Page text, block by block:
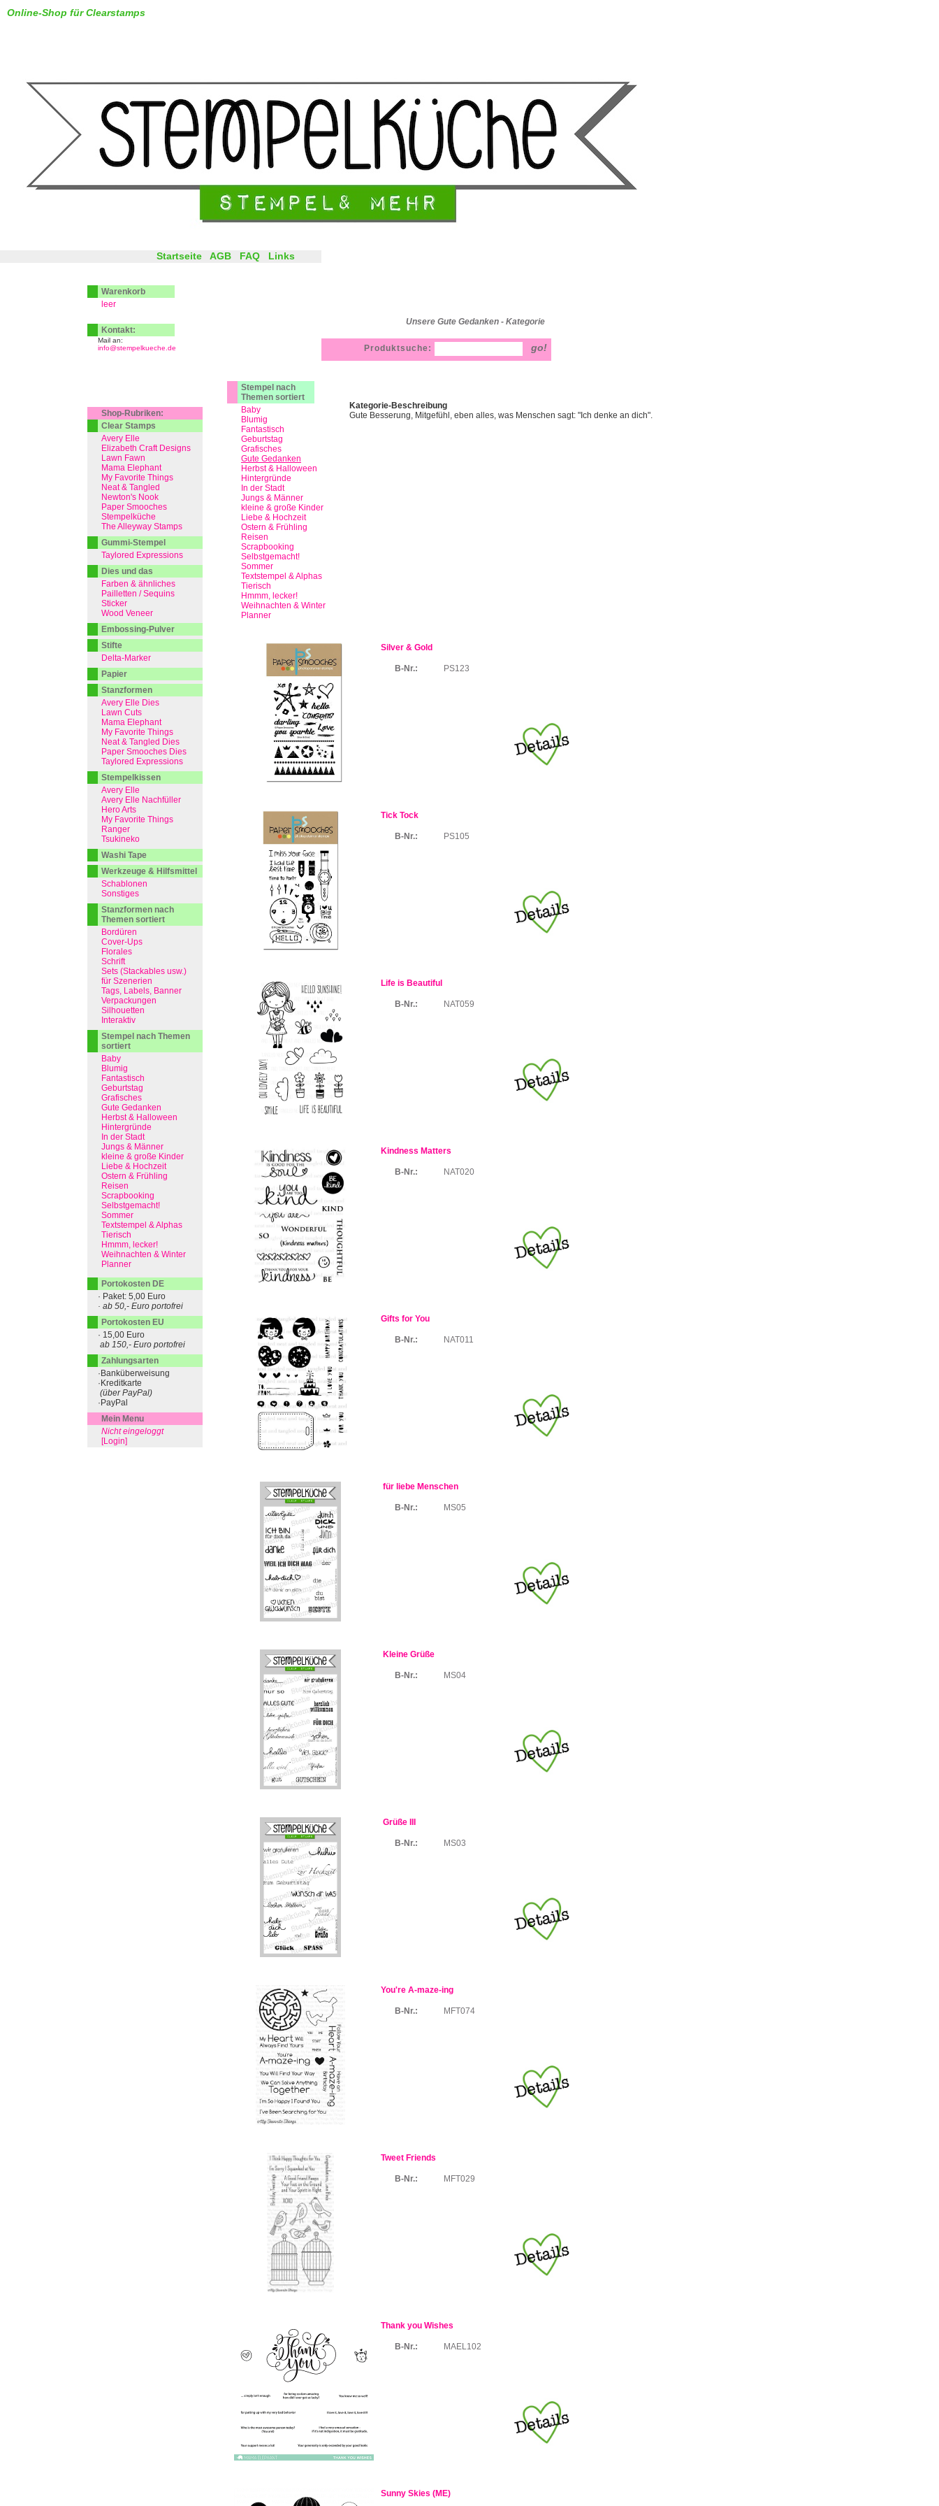
Unsere Gute Gedanken - Kategorie
Online-Shop für Clearstamps
Stempel nach
Themen sortiert
Baby
Blumig
Fantastisch
Geburtstag
Grafisches
Gute Gedanken
Herbst & Halloween
Hintergründe
In der Stadt
Jungs & Männer
kleine & große Kinder
Liebe & Hochzeit
Ostern & Frühling
Reisen
Scrapbooking
Selbstgemacht!
Sommer
Textstempel & Alphas
Tierisch
Hmmm, lecker!
Weihnachten & Winter
Planner
Kategorie-Beschreibung
Gute Besserung, Mitgefühl, eben alles, was Menschen sagt: "Ich denke an dich".
Silver & Gold
B-Nr.: PS123
Tick Tock
B-Nr.: PS105
Life is Beautiful
B-Nr.: NAT059
Kindness Matters
B-Nr.: NAT020
Gifts for You
B-Nr.: NAT011
für liebe Menschen
B-Nr.: MS05
Kleine Grüße
B-Nr.: MS04
Grüße III
B-Nr.: MS03
You're A-maze-ing
B-Nr.: MFT074
Tweet Friends
B-Nr.: MFT029
Thank you Wishes
B-Nr.: MAEL102
Sunny Skies (ME)
Startseite AGB FAQ Links
Produktsuche:
Warenkorb
leer
Kontakt:
Mail an:
info@stempelkueche.de
Shop-Rubriken:
Clear Stamps
Avery Elle
Elizabeth Craft Designs
Lawn Fawn
Mama Elephant
My Favorite Things
Neat & Tangled
Newton's Nook
Paper Smooches
Stempelküche
The Alleyway Stamps
Gummi-Stempel
Taylored Expressions
Dies und das
Farben & ähnliches
Pailletten / Sequins
Sticker
Wood Veneer
Embossing-Pulver
Stifte
Delta-Marker
Papier
Stanzformen
Avery Elle Dies
Lawn Cuts
Mama Elephant
My Favorite Things
Neat & Tangled Dies
Paper Smooches Dies
Taylored Expressions
Stempelkissen
Avery Elle
Avery Elle Nachfüller
Hero Arts
My Favorite Things
Ranger
Tsukineko
Washi Tape
Werkzeuge & Hilfsmittel
Schablonen
Sonstiges
Stanzformen nach
Themen sortiert
Bordüren
Cover-Ups
Florales
Schrift
Sets (Stackables usw.)
für Szenerien
Tags, Labels, Banner
Verpackungen
Silhouetten
Interaktiv
Stempel nach Themen
sortiert
Baby
Blumig
Fantastisch
Geburtstag
Grafisches
Gute Gedanken
Herbst & Halloween
Hintergründe
In der Stadt
Jungs & Männer
kleine & große Kinder
Liebe & Hochzeit
Ostern & Frühling
Reisen
Scrapbooking
Selbstgemacht!
Sommer
Textstempel & Alphas
Tierisch
Hmmm, lecker!
Weihnachten & Winter
Planner
Portokosten DE
· Paket: 5,00 Euro
· ab 50,- Euro portofrei
Portokosten EU
· 15,00 Euro
ab 150,- Euro portofrei
Zahlungsarten
·Banküberweisung
·Kreditkarte
(über PayPal)
·PayPal
Mein Menu
Nicht eingeloggt
[Login]